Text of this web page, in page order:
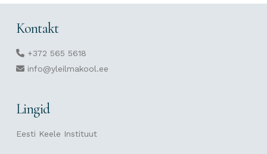
Kontakt
+372 565 5618
info@yleilmakool.ee
Lingid
Eesti Keele Instituut